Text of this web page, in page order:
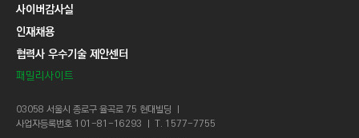
사이버감사실
인재채용
협력사 우수기술 제안센터
패밀리사이트
03058 서울시 종로구 율곡로 75 현대빌딩 ㅣ
사업자등록번호 101-81-16293 ㅣ T. 1577-7755